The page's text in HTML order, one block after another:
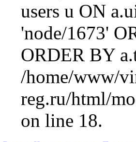
users u ON
'node/1673'
ORDER BY
/home/www/
reg.ru/html/
on line 18.